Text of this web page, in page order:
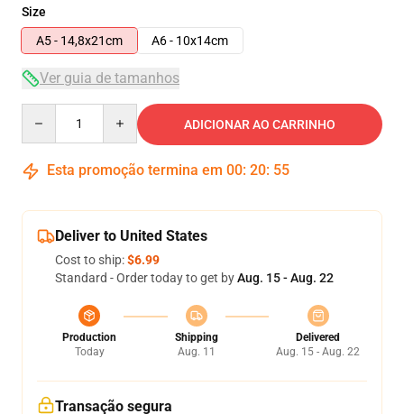
Size
A5 - 14,8x21cm
A6 - 10x14cm
Ver guia de tamanhos
ADICIONAR AO CARRINHO
Esta promoção termina em 00: 20: 55
Deliver to United States
Cost to ship:$6.99
Standard - Order today to get byAug. 15 - Aug. 22
Production
Today
Shipping
Aug. 11
Delivered
Aug. 15 - Aug. 22
Transação segura